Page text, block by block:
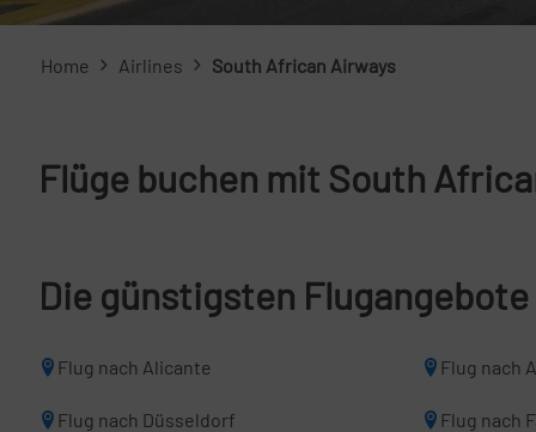
Home Airlines South African Airways
Flüge buchen mit South
Die günstigsten
Flug nach Alicante Flug nach
Flug nach Düsseldorf Flug nach